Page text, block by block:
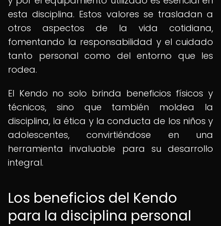
esta disciplina. Estos valores se trasladan a
otros aspectos de la vida cotidiana,
fomentando la responsabilidad y el cuidado
tanto personal como del entorno que les
rodea.
El Kendo no solo brinda beneficios físicos y
técnicos, sino que también moldea la
disciplina, la ética y la conducta de los niños y
adolescentes, convirtiéndose en una
herramienta invaluable para su desarrollo
integral.
Los beneficios del Kendo
para la disciplina personal